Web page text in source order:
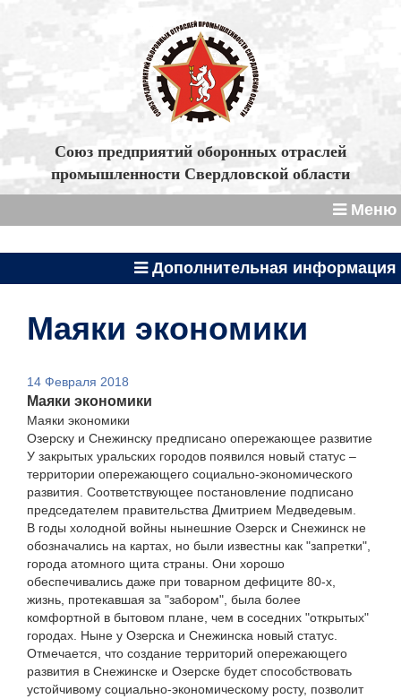
Союз предприятий оборонных отраслей
промышленности Свердловской области
Меню
Дополнительная информация
Маяки экономики
14 Февраля 2018
Маяки экономики
Маяки экономики
Озерску и Снежинску предписано опережающее развитие
У закрытых уральских городов появился новый статус –
территории опережающего социально-экономического
развития. Соответствующее постановление подписано
председателем правительства Дмитрием Медведевым.
В годы холодной войны нынешние Озерск и Снежинск не
обозначались на картах, но были известны как "запретки",
города атомного щита страны. Они хорошо
обеспечивались даже при товарном дефиците 80-х,
жизнь, протекавшая за "забором", была более
комфортной в бытовом плане, чем в соседних "открытых"
городах. Ныне у Озерска и Снежинска новый статус.
Отмечается, что создание территорий опережающего
развития в Снежинске и Озерске будет способствовать
устойчивому социально-экономическому росту, позволит